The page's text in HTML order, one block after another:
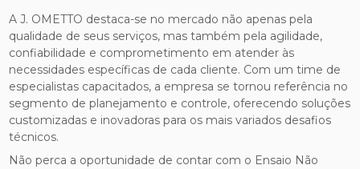
A J. OMETTO destaca-se no mercado não apenas pela
qualidade de seus serviços, mas também pela agilidade,
confiabilidade e comprometimento em atender às
necessidades específicas de cada cliente. Com um time de
especialistas capacitados, a empresa se tornou referência no
segmento de planejamento e controle, oferecendo soluções
customizadas e inovadoras para os mais variados desafios
técnicos.
Não perca a oportunidade de contar com o Ensaio Não